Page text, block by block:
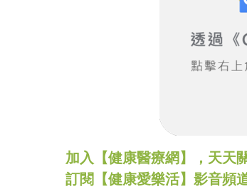
加入【健康醫療網】，天
訂閱【健康愛樂活】影音頻